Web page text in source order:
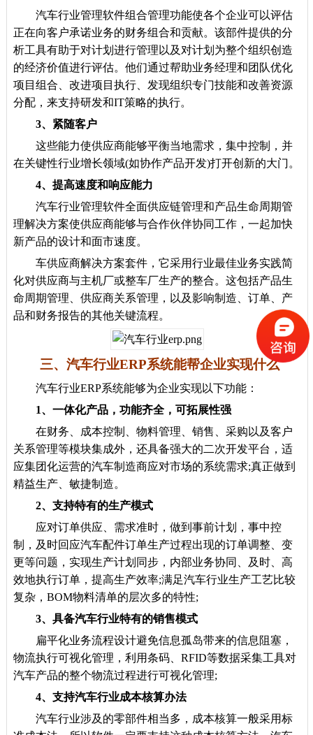
汽车行业管理软件组合管理功能使各个企业可以评估
正在向客户承诺业务的财务组合和贡献。该部件提供的分
析工具有助于对计划进行管理以及对计划为整个组织创造
的经济价值进行评估。他们通过帮助业务经理和团队优化
项目组合、改进项目执行、发现组织专门技能和改善资源
分配，来支持研发和IT策略的执行。
3、紧随客户
这些能力使供应商能够平衡当地需求，集中控制，并
在关键性行业增长领域(如协作产品开发)打开创新的大门。
4、提高速度和响应能力
汽车行业管理软件全面供应链管理和产品生命周期管
理解决方案使供应商能够与合作伙伴协同工作，一起加快
新产品的设计和面市速度。
车供应商解决方案套件，它采用行业最佳业务实践简
化对供应商与主机厂或整车厂生产的整合。这包括产品生
命周期管理、供应商关系管理，以及影响制造、订单、产
品和财务报告的其他关键流程。
三、汽车行业ERP系统能帮企业实现什么
汽车行业ERP系统能够为企业实现以下功能：
1、一体化产品，功能齐全，可拓展性强
在财务、成本控制、物料管理、销售、采购以及客户
关系管理等模块集成外，还具备强大的二次开发平台，适
应集团化运营的汽车制造商应对市场的系统需求;真正做到
精益生产、敏捷制造。
2、支持特有的生产模式
应对订单供应、需求准时，做到事前计划，事中控
制，及时回应汽车配件订单生产过程出现的订单调整、变
更等问题，实现生产计划同步，内部业务协同、及时、高
效地执行订单，提高生产效率;满足汽车行业生产工艺比较
复杂，BOM物料清单的层次多的特性;
3、具备汽车行业特有的销售模式
扁平化业务流程设计避免信息孤岛带来的信息阻塞，
物流执行可视化管理，利用条码、RFID等数据采集工具对
汽车产品的整个物流过程进行可视化管理;
4、支持汽车行业成本核算办法
汽车行业涉及的零部件相当多，成本核算一般采用标